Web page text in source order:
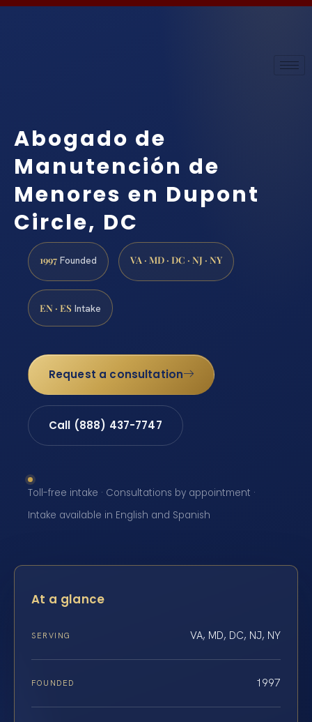
Abogado de
Manutención de
Menores en Dupont
Circle, DC
1997 Founded VA · MD · DC · NJ · NY
EN · ES Intake
Request a consultation
Call (888) 437-7747
Toll-free intake · Consultations by appointment ·
Intake available in English and Spanish
At a glance
SERVING VA, MD, DC, NJ, NY
FOUNDED 1997